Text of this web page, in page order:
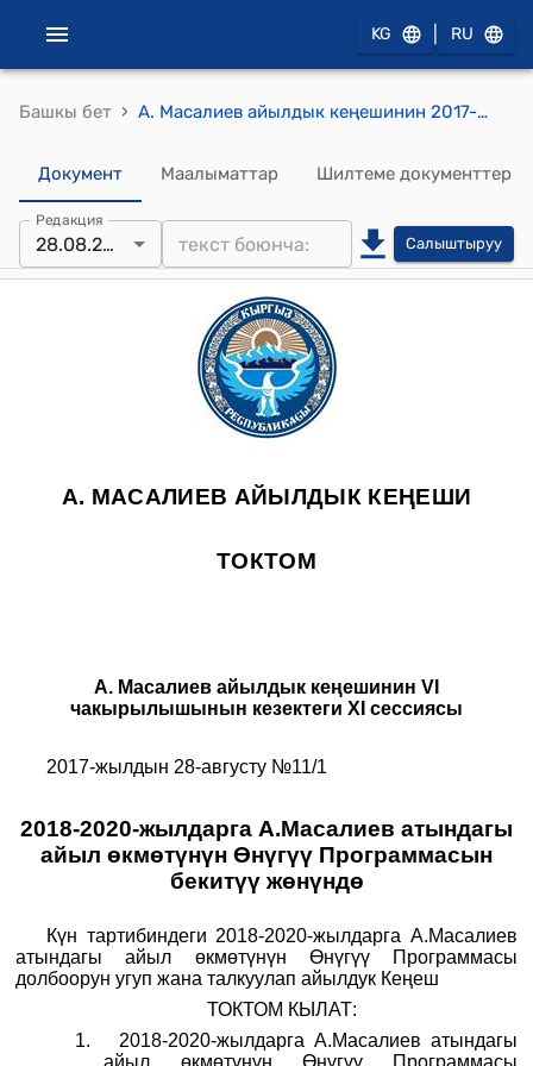
KG RU
Башкы бет › А. Масалиев айылдык кеңешинин 2017-жылдын 28-августундагы №11/1 "2018-2020-жылдарга А.Масалиев атындагы айыл өкмөтүнүн Өнүгүү Программасын бекитүү жөнүндө" токтому
Документ Маалыматтар Шилтеме документтер
Редакция
28.08.2017 Салыштыруу